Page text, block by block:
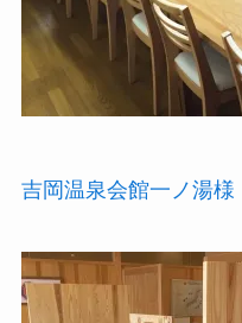
吉岡温泉会館一ノ湯様